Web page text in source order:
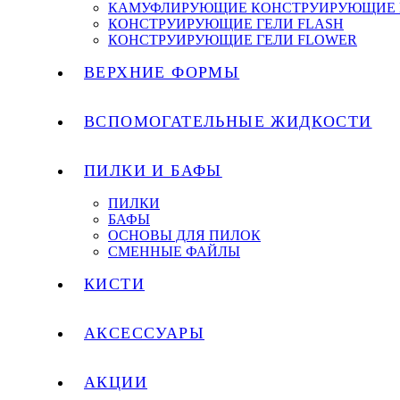
КАМУФЛИРУЮЩИЕ КОНСТРУИРУЮЩИЕ
КОНСТРУИРУЮЩИЕ ГЕЛИ FLASH
КОНСТРУИРУЮЩИЕ ГЕЛИ FLOWER
ВЕРХНИЕ ФОРМЫ
ВСПОМОГАТЕЛЬНЫЕ ЖИДКОСТИ
ПИЛКИ И БАФЫ
ПИЛКИ
БАФЫ
ОСНОВЫ ДЛЯ ПИЛОК
СМЕННЫЕ ФАЙЛЫ
КИСТИ
АКСЕССУАРЫ
АКЦИИ